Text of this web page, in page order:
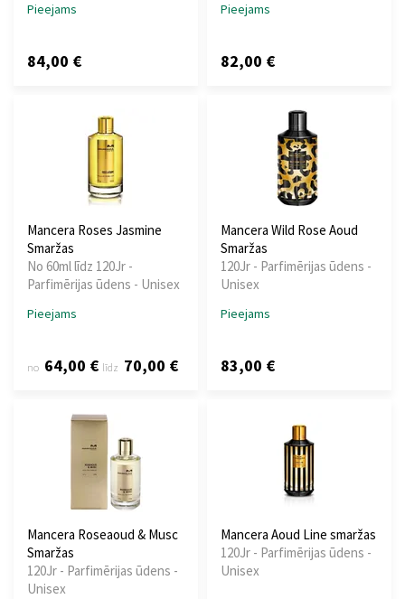
Pieejams
84,00 €
Pieejams
82,00 €
Mancera Roses Jasmine
Smaržas
No 60ml līdz 120Jr -
Parfimērijas ūdens - Unisex
Pieejams
no 64,00 € līdz 70,00 €
Mancera Wild Rose Aoud
Smaržas
120Jr - Parfimērijas ūdens -
Unisex
Pieejams
83,00 €
Mancera Roseaoud & Musc
Smaržas
120Jr - Parfimērijas ūdens -
Unisex
Mancera Aoud Line smaržas
120Jr - Parfimērijas ūdens -
Unisex